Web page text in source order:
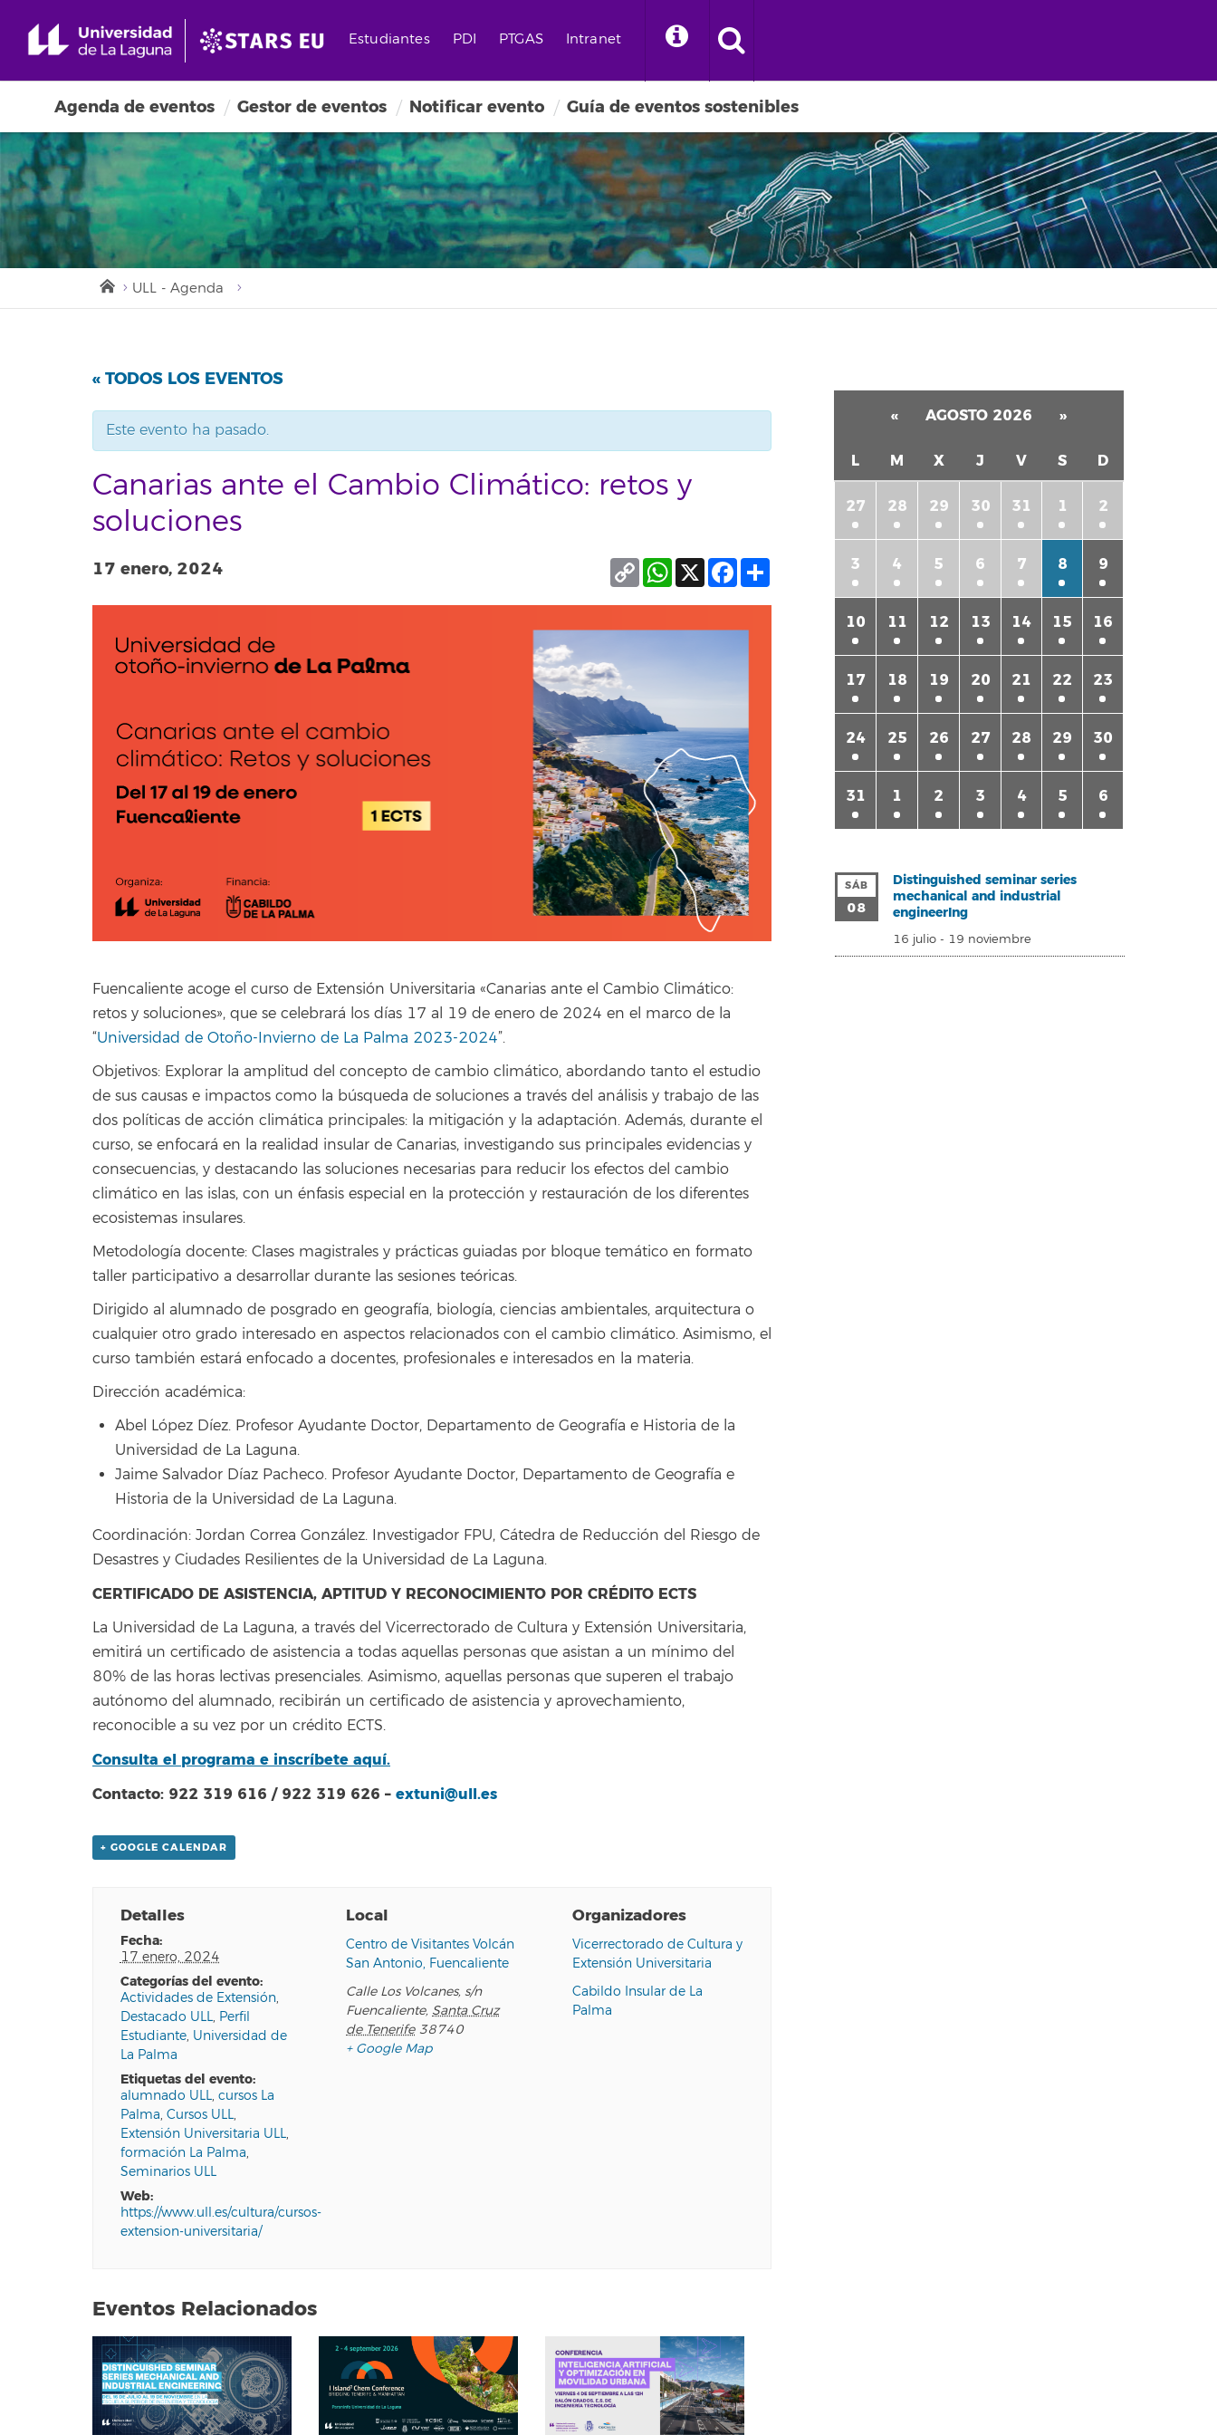
Estudiantes PDI PTGAS Intranet
Agenda de eventos Gestor de eventos Notificar evento Guía de eventos sostenibles
ULL - Agenda
« TODOS LOS EVENTOS
Este evento ha pasado.
Canarias ante el Cambio Climático: retos y
soluciones
17 enero, 2024 Facebook
X
WhatsApp
Copy
Link
Fuencaliente acoge el curso de Extensión Universitaria «Canarias ante el Cambio Climático:
retos y soluciones», que se celebrará los días 17 al 19 de enero de 2024 en el marco de la
“Universidad de Otoño-Invierno de La Palma 2023-2024”.
Objetivos: Explorar la amplitud del concepto de cambio climático, abordando tanto el estudio
de sus causas e impactos como la búsqueda de soluciones a través del análisis y trabajo de las
dos políticas de acción climática principales: la mitigación y la adaptación. Además, durante el
curso, se enfocará en la realidad insular de Canarias, investigando sus principales evidencias y
consecuencias, y destacando las soluciones necesarias para reducir los efectos del cambio
climático en las islas, con un énfasis especial en la protección y restauración de los diferentes
ecosistemas insulares.
Metodología docente: Clases magistrales y prácticas guiadas por bloque temático en formato
taller participativo a desarrollar durante las sesiones teóricas.
Dirigido al alumnado de posgrado en geografía, biología, ciencias ambientales, arquitectura o
cualquier otro grado interesado en aspectos relacionados con el cambio climático. Asimismo, el
curso también estará enfocado a docentes, profesionales e interesados en la materia.
Dirección académica:
Abel López Díez. Profesor Ayudante Doctor, Departamento de Geografía e Historia de la
Universidad de La Laguna.
Jaime Salvador Díaz Pacheco. Profesor Ayudante Doctor, Departamento de Geografía e
Historia de la Universidad de La Laguna.
Coordinación: Jordan Correa González. Investigador FPU, Cátedra de Reducción del Riesgo de
Desastres y Ciudades Resilientes de la Universidad de La Laguna.
CERTIFICADO DE ASISTENCIA, APTITUD Y RECONOCIMIENTO POR CRÉDITO ECTS
La Universidad de La Laguna, a través del Vicerrectorado de Cultura y Extensión Universitaria,
emitirá un certificado de asistencia a todas aquellas personas que asistan a un mínimo del
80% de las horas lectivas presenciales. Asimismo, aquellas personas que superen el trabajo
autónomo del alumnado, recibirán un certificado de asistencia y aprovechamiento,
reconocible a su vez por un crédito ECTS.
Consulta el programa e inscríbete aquí.
Contacto: 922 319 616 / 922 319 626 – extuni@ull.es
+ GOOGLE CALENDAR
Detalles
fecha:
17 enero, 2024
categorías del evento:
Actividades de Extensión,
Destacado ULL, Perfil
Estudiante, Universidad de
La Palma
etiquetas del evento:
alumnado ULL, cursos La
Palma, Cursos ULL,
Extensión Universitaria ULL,
formación La Palma,
Seminarios ULL
web:
https://www.ull.es/cultura/cursos-
extension-universitaria/
Local
Centro de Visitantes Volcán
San Antonio, Fuencaliente
Calle Los Volcanes, s/n
Fuencaliente, Santa Cruz
de Tenerife 38740
+ Google Map
Organizadores
Vicerrectorado de Cultura y
Extensión Universitaria
Cabildo Insular de La
Palma
Eventos Relacionados
« AGOSTO 2026 »
L M X J V S D
27 28 29 30 31 1 2
3 4 5 6 7 8 9
10 11 12 13 14 15 16
17 18 19 20 21 22 23
24 25 26 27 28 29 30
31 1 2 3 4 5 6
SÁB
08
Distinguished seminar series
mechanical and industrial
engineerIng
16 julio - 19 noviembre